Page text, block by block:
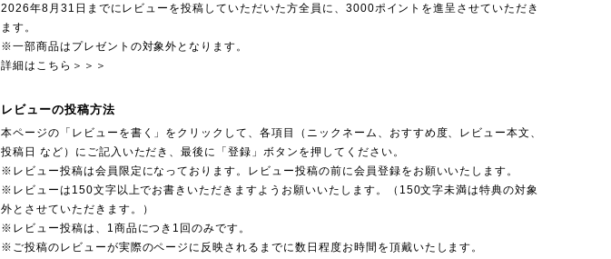
2026年8月31日までにレビューを投稿していただいた方全員に、3000ポイントを進呈させていただき
ます。
※一部商品はプレゼントの対象外となります。
詳細はこちら＞＞＞
レビューの投稿方法
本ページの「レビューを書く」をクリックして、各項目（ニックネーム、おすすめ度、レビュー本文、
投稿日 など）にご記入いただき、最後に「登録」ボタンを押してください。
※レビュー投稿は会員限定になっております。レビュー投稿の前に会員登録をお願いいたします。
※レビューは150文字以上でお書きいただきますようお願いいたします。（150文字未満は特典の対象
外とさせていただきます。）
※レビュー投稿は、1商品につき1回のみです。
※ご投稿のレビューが実際のページに反映されるまでに数日程度お時間を頂戴いたします。